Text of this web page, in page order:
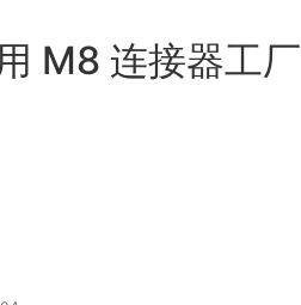
M8 连接器工厂